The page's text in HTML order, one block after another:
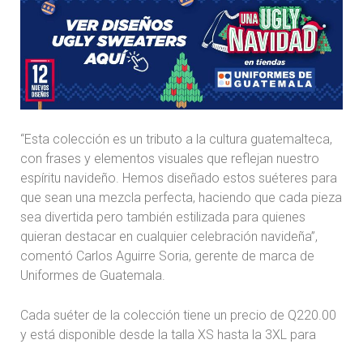
“Esta colección es un tributo a la cultura guatemalteca,
con frases y elementos visuales que reflejan nuestro
espíritu navideño. Hemos diseñado estos suéteres para
que sean una mezcla perfecta, haciendo que cada pieza
sea divertida pero también estilizada para quienes
quieran destacar en cualquier celebración navideña”,
comentó Carlos Aguirre Soria, gerente de marca de
Uniformes de Guatemala.
Cada suéter de la colección tiene un precio de Q220.00
y está disponible desde la talla XS hasta la 3XL para